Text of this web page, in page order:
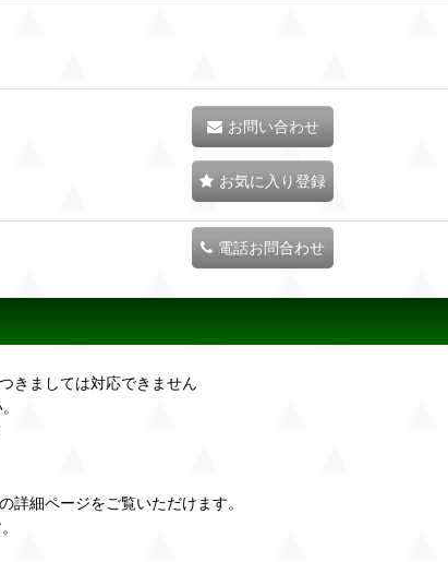
お問い合わせ
お気に入り登録
電話お問合わせ
ましては対応できません
詳細ページをご覧いただけます。